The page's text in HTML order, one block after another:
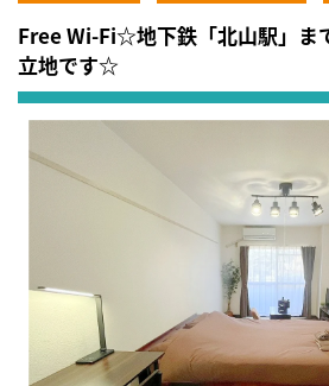
Free Wi-Fi☆地下鉄「北山駅」ま
立地です☆